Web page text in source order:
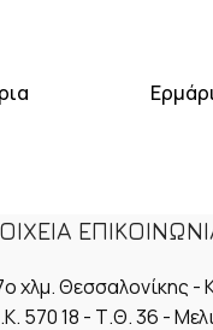
χλμ. Θεσσαλονίκης -
570 18 - Τ.Θ. 36 -